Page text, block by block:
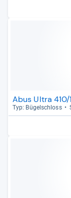
Abus Ultra
Typ: Bügel­schloss